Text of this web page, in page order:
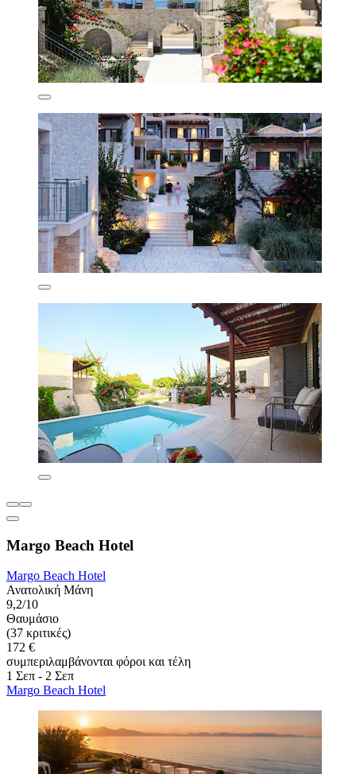
Margo Beach Hotel
Margo Beach Hotel
Ανατολική Μάνη
9,2/10
Θαυμάσιο
(37 κριτικές)
172 €
συμπεριλαμβάνονται φόροι και τέλη
1 Σεπ - 2 Σεπ
Margo Beach Hotel